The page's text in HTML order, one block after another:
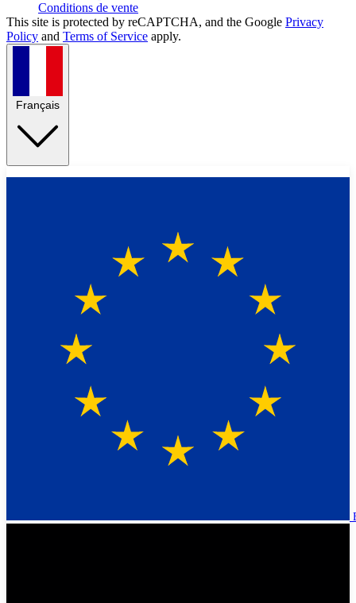
Conditions de vente
This site is protected by reCAPTCHA, and the Google Privacy
Policy and Terms of Service apply.
Français